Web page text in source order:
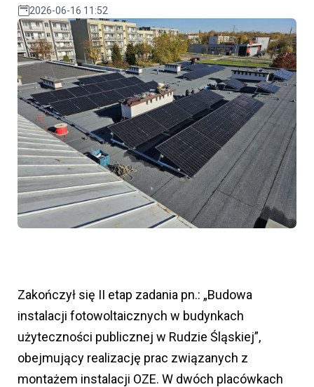
2026-06-16 11:52
Zakończył się II etap zadania pn.: „Budowa
instalacji fotowoltaicznych w budynkach
użyteczności publicznej w Rudzie Śląskiej”,
obejmujący realizację prac związanych z
montażem instalacji OZE. W dwóch placówkach